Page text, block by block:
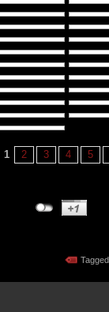
1 2 3 4 5